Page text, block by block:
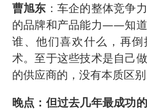
曹旭东 ：车企的整体竞争
的品牌和产品能力——知
谁、他们喜欢什么，再
术。至于这些技术是自己
的供应商的，没有本质区别
晚点：但过去几年最成功